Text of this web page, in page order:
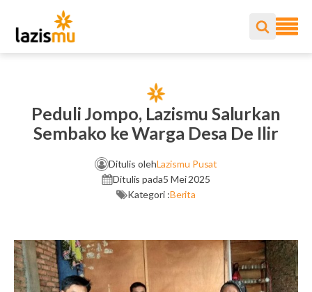
Peduli Jompo, Lazismu Salurkan
Sembako ke Warga Desa De Ilir
Ditulis olehLazismu Pusat
Ditulis pada5 Mei 2025
Kategori :Berita